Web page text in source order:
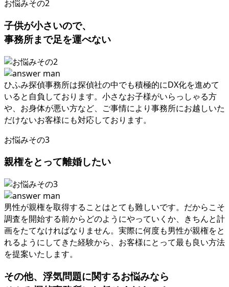
お悩みその2
子供が小さいので、
事務所まで足を運べない
ひふみ探偵事務所は探偵社の中でも積極的にDX化を進めて
いると⾃負しております。 小さなお子様がいらっしゃる方
や、 お身体が悪い方など、 ご事情により事務所にお越しいた
だけないお客様にも対応しております。
お悩みその3
親権をとって離婚したい
男性が親権を取得することはとても難しいです。 だからこそ
調査を開始する前からどのようにやっていくか、 きちんと計
画をたてなければなりません。 実際に何度も男性が親権をと
れるようにしてきた経験から、 お客様にとって最も良い方法
を提案いたします。
その他、 浮気問題に関するお悩みなら